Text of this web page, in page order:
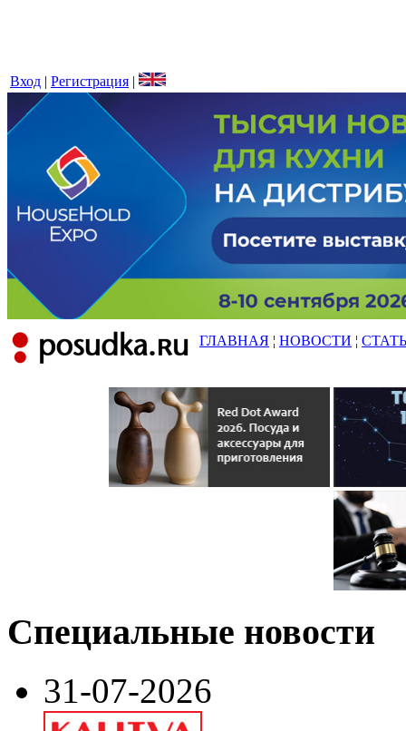
Вход | Регистрация |
ГЛАВНАЯ ¦ НОВОСТИ ¦
Специальные новости
31-07-2026